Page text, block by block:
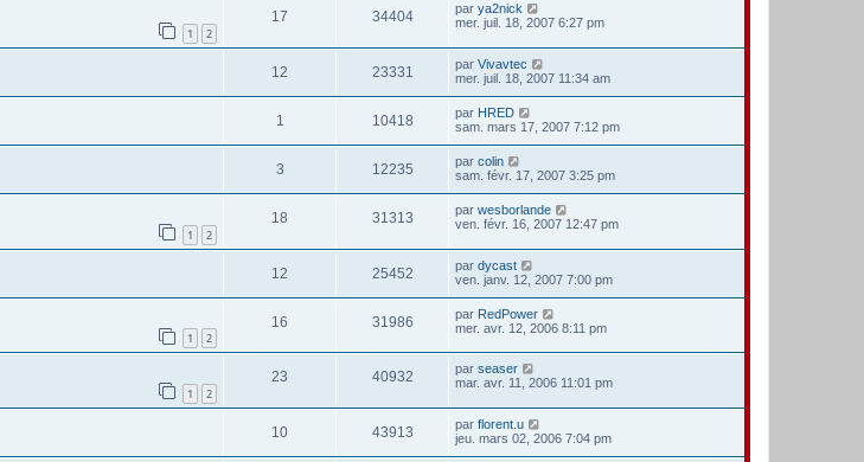
1 2
17 34404 par ya2nick
mer. juil. 18, 2007 6:27 pm
12 23331 par Vivavtec
mer. juil. 18, 2007 11:34 am
1 10418 par HRED
sam. mars 17, 2007 7:12 pm
3 12235 par colin
sam. févr. 17, 2007 3:25 pm
1 2
18 31313 par wesborlande
ven. févr. 16, 2007 12:47 pm
12 25452 par dycast
ven. janv. 12, 2007 7:00 pm
1 2
16 31986 par RedPower
mer. avr. 12, 2006 8:11 pm
1 2
23 40932 par seaser
mar. avr. 11, 2006 11:01 pm
10 43913 par florent.u
jeu. mars 02, 2006 7:04 pm